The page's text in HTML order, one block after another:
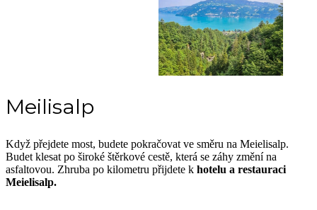
Meilisalp
Když přejdete most, budete pokračovat ve směru na Meielisalp.
Budet klesat po široké štěrkové cestě, která se záhy změní na
asfaltovou. Zhruba po kilometru přijdete k hotelu a restauraci
Meielisalp.